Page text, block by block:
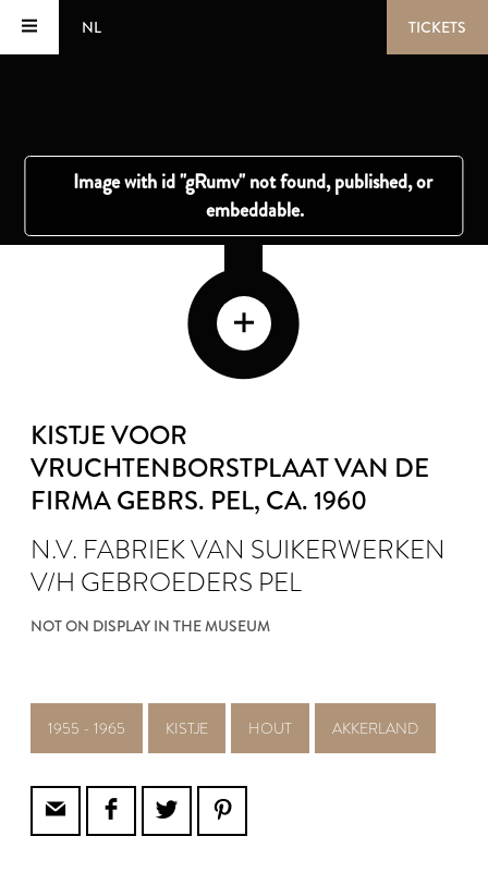
NL TICKETS
KISTJE VOOR
VRUCHTENBORSTPLAAT VAN DE
FIRMA GEBRS. PEL, CA. 1960
N.V. FABRIEK VAN SUIKERWERKEN
V/H GEBROEDERS PEL
NOT ON DISPLAY IN THE MUSEUM
1955 - 1965 KISTJE HOUT AKKERLAND